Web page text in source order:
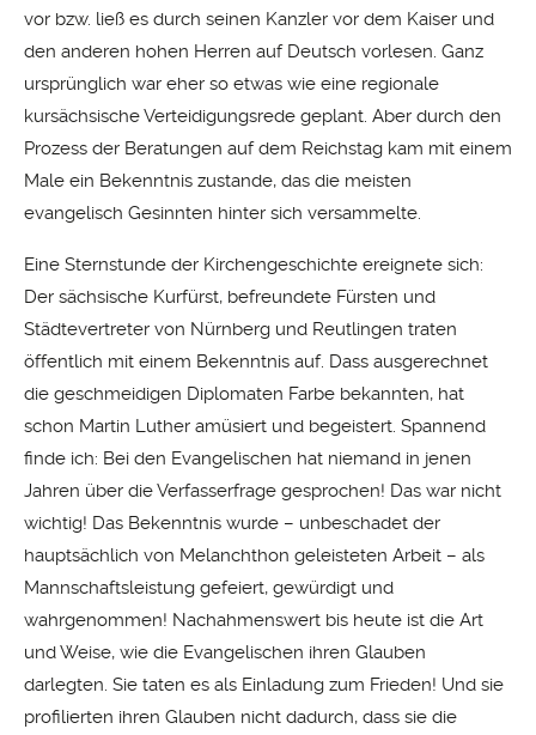
vor bzw. ließ es durch seinen Kanzler vor dem Kaiser und
den anderen hohen Herren auf Deutsch vorlesen. Ganz
ursprünglich war eher so etwas wie eine regionale
kursächsische Verteidigungsrede geplant. Aber durch den
Prozess der Beratungen auf dem Reichstag kam mit einem
Male ein Bekenntnis zustande, das die meisten
evangelisch Gesinnten hinter sich versammelte.
Eine Sternstunde der Kirchengeschichte ereignete sich:
Der sächsische Kurfürst, befreundete Fürsten und
Städtevertreter von Nürnberg und Reutlingen traten
öffentlich mit einem Bekenntnis auf. Dass ausgerechnet
die geschmeidigen Diplomaten Farbe bekannten, hat
schon Martin Luther amüsiert und begeistert. Spannend
finde ich: Bei den Evangelischen hat niemand in jenen
Jahren über die Verfasserfrage gesprochen! Das war nicht
wichtig! Das Bekenntnis wurde – unbeschadet der
hauptsächlich von Melanchthon geleisteten Arbeit – als
Mannschaftsleistung gefeiert, gewürdigt und
wahrgenommen! Nachahmenswert bis heute ist die Art
und Weise, wie die Evangelischen ihren Glauben
darlegten. Sie taten es als Einladung zum Frieden! Und sie
profilierten ihren Glauben nicht dadurch, dass sie die